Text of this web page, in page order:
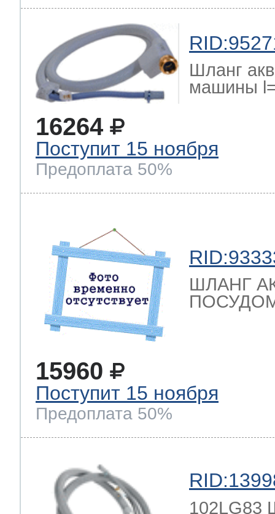
Шланг
машины
16264
Поступит 15 ноября
Предоплата 50%
ШЛАНГ
15960
Поступит 15 ноября
Предоплата 50%
102LG83